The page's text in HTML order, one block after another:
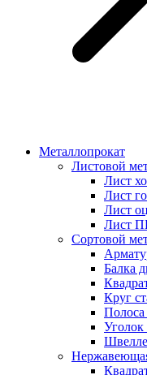
Металлопрокат
Листовой
Лист
Лист
Лист
Лист
Сортовой
Балка
Круг
Полоса
Уголок